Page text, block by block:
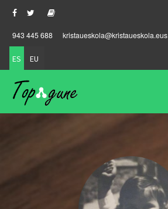
943 445 688 kristaueskola@kristaueskola.eus
ES EU